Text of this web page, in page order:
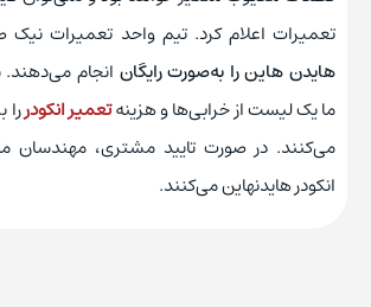
تعمیرات اعلام کرد. تیم واحد تعمیرات
هایدن هاین را به‌صورت رایگان انجام
ما یک لیست از خرابی‌ها و هزینهتعمیر انکودررا
می‌کنند. در صورت تایید مشتری، مهندسان
انکودر هایدنهاین می‌کنند.